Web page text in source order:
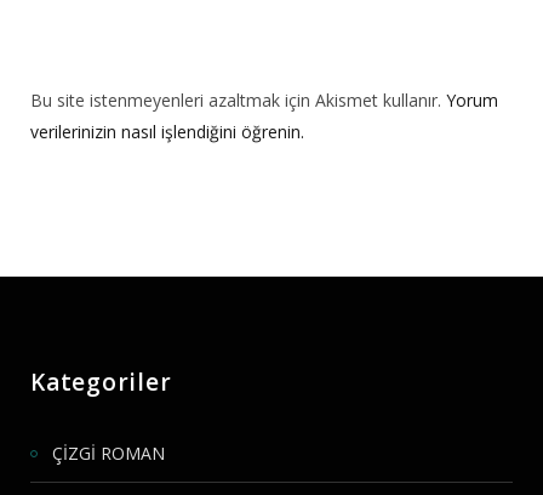
Bu site istenmeyenleri azaltmak için Akismet kullanır. Yorum
verilerinizin nasıl işlendiğini öğrenin.
Kategoriler
ÇİZGİ ROMAN